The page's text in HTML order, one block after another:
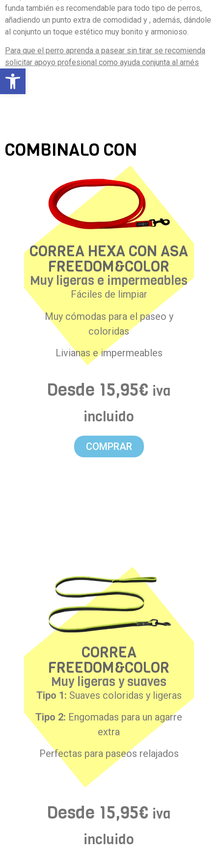
Abrir barra de herramientas
funda también es recomendable para todo tipo de perros,
añadiendo un punto extra de comodidad y , además, dándole
al conjunto un toque estético muy bonito y armonioso.
Para que el perro aprenda a pasear sin tirar se recomienda
solicitar apoyo profesional como ayuda conjunta al arnés
COMBINALO CON
CORREA HEXA CON ASA
FREEDOM&COLOR
Muy ligeras e impermeables
Fáciles de limpiar
Muy cómodas para el paseo y
coloridas
Livianas e impermeables
Desde 15,95€ iva
incluido
COMPRAR
CORREA
FREEDOM&COLOR
Muy ligeras y suaves
Tipo 1: Suaves coloridas y ligeras
Tipo 2: Engomadas para un agarre
extra
Perfectas para paseos relajados
Desde 15,95€ iva
incluido